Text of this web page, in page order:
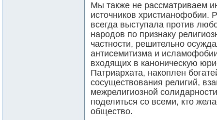
Мы также не рассматриваем
источников христианофобии.
всегда выступала против
народов по признаку
частности, решительно
антисемитизма и
входящих в каноническую
Патриархата, накоплен
сосуществования религий,
межрелигиозной
поделиться со всеми, кто
общество.